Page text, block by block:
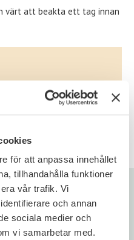
för att anpassa innehållet
tillhandahålla funktioner
vår trafik. Vi
och annan
sociala medier och
vi samarbetar med.
värt att beakta ett tag innan
verksamhet. Teamet
artiklar med jobb- och
ledare samt trender inom
för dig